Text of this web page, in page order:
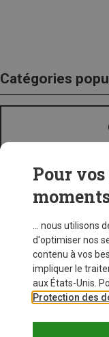
Catégories
Pour
... nous utilisons
d'optimiser nos
contenu à vos
impliquer le
aux États-Unis.
Protection des